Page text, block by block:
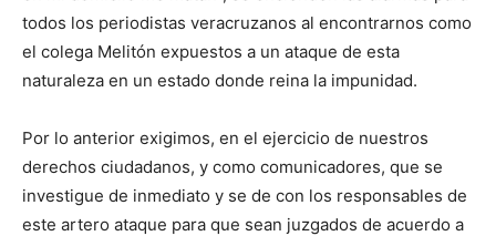
todos los periodistas veracruzanos al encontrarnos como
el colega Melitón expuestos a un ataque de esta
naturaleza en un estado donde reina la impunidad.
Por lo anterior exigimos, en el ejercicio de nuestros
derechos ciudadanos, y como comunicadores, que se
investigue de inmediato y se de con los responsables de
este artero ataque para que sean juzgados de acuerdo a